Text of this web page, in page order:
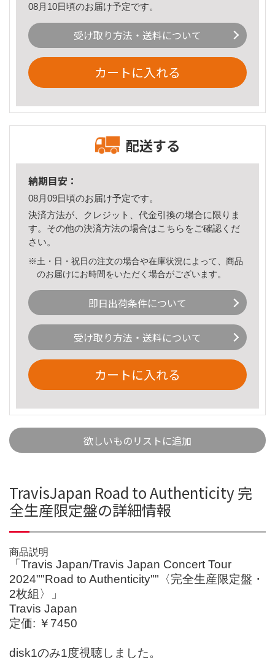
08月10日頃のお届け予定です。
受け取り方法・送料について
カートに入れる
配送する
納期目安：
08月09日頃のお届け予定です。
決済方法が、クレジット、代金引換の場合に限りま
す。その他の決済方法の場合はこちら をご確認くだ
さい。
※土・日・祝日の注文の場合や在庫状況によって、商品
のお届けにお時間をいただく場合がございます。
即日出荷条件について
受け取り方法・送料について
カートに入れる
欲しいものリストに追加
TravisJapan Road to Authenticity 完
全生産限定盤の詳細情報
商品説明
「Travis Japan/Travis Japan Concert Tour
2024""Road to Authenticity""〈完全生産限定盤・
2枚組〉」
Travis Japan
定価: ￥7450
disk1のみ1度視聴しました。